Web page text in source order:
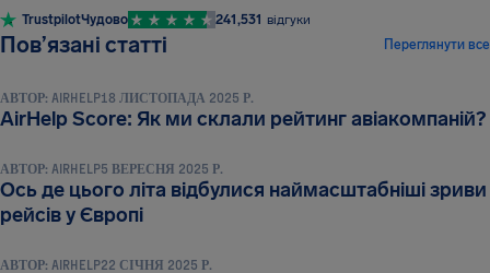
TrustpilotЧудово 241,531 відгуки
Пов’язані статті Переглянути все
НОВИНИ ТА ПУБЛІКАЦІЇ
АВТОР: AIRHELP18 ЛИСТОПАДА 2025 Р.
AirHelp Score: Як ми склали рейтинг авіакомпаній?
АВТОР: AIRHELP5 ВЕРЕСНЯ 2025 Р.
Ось де цього літа відбулися наймасштабніші зриви
рейсів у Європі
АВТОР: AIRHELP22 СІЧНЯ 2025 Р.